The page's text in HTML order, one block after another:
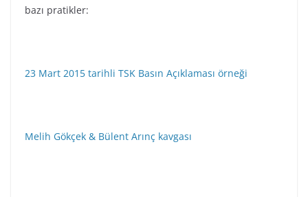
bazı pratikler:
23 Mart 2015 tarihli TSK Basın Açıklaması örneği
Melih Gökçek & Bülent Arınç kavgası